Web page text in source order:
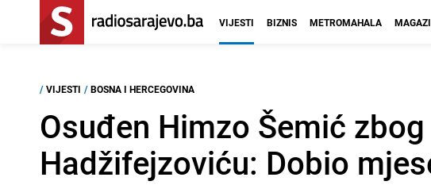
VIJESTI BIZNIS METROMAHALA
/ VIJESTI / BOSNA I HERCEGOVINA
Osuđen Himzo Šemić
Hadžifejzoviću: Dobio